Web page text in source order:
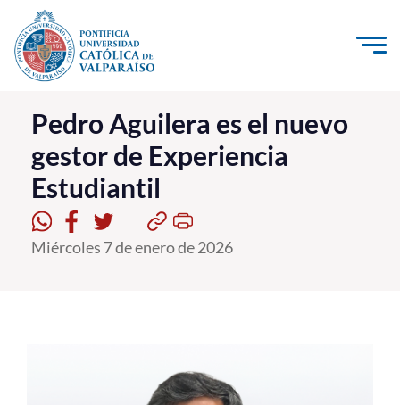
Click acá para ir directamente al contenido
La Universidad
Investigación, Creación e Innovación
PUCV Internacional
Vinculación con el Medio
Pedro Aguilera es el nuevo
gestor de Experiencia
Estudiantil
Miércoles 7 de enero de 2026